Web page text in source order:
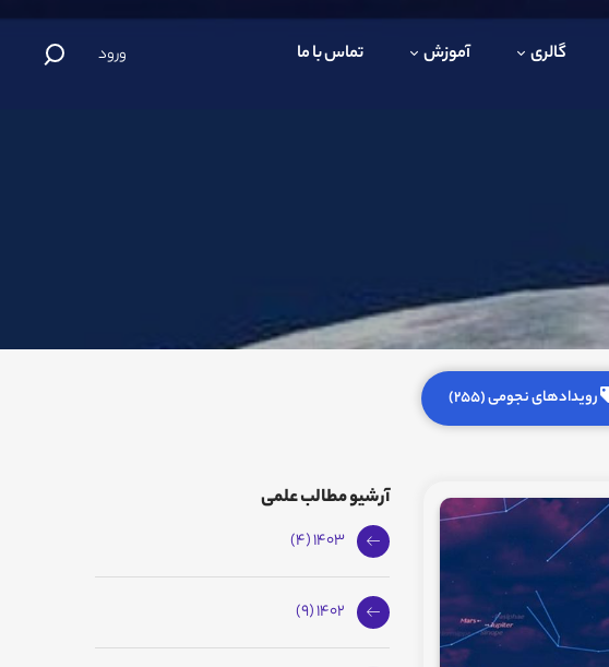
گالری آموزش تماس با ما ورود
رویدادهای نجومی (255)
آرشیو مطالب علمی
1403 (4)
1402 (9)